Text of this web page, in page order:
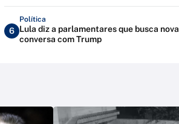
6
Política
Lula diz a parlamentares que busca nova
conversa com Trump